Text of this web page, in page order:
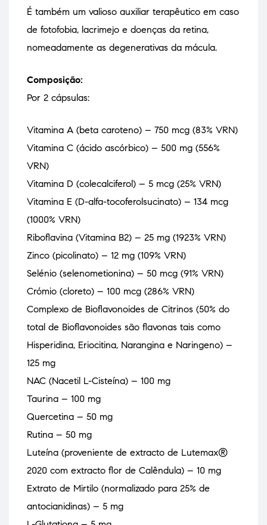
É também um valioso auxiliar terapêutico em caso
de fotofobia, lacrimejo e doenças da retina,
nomeadamente as degenerativas da mácula.
Composição:
Por 2 cápsulas:
Vitamina A (beta caroteno) – 750 mcg (83% VRN)
Vitamina C (ácido ascórbico) – 500 mg (556%
VRN)
Vitamina D (colecalciferol) – 5 mcg (25% VRN)
Vitamina E (D-alfa-tocoferolsucinato) – 134 mcg
(1000% VRN)
Riboflavina (Vitamina B2) – 25 mg (1923% VRN)
Zinco (picolinato) – 12 mg (109% VRN)
Selénio (selenometionina) – 50 mcg (91% VRN)
Crómio (cloreto) – 100 mcg (286% VRN)
Complexo de Bioflavonoides de Citrinos (50% do
total de Bioflavonoides são flavonas tais como
Hisperidina, Eriocitina, Narangina e Naringeno) –
125 mg
NAC (Nacetil L-Cisteína) – 100 mg
Taurina – 100 mg
Quercetina – 50 mg
Rutina – 50 mg
Luteína (proveniente de extracto de Lutemax®
2020 com extracto flor de Calêndula) – 10 mg
Extrato de Mirtilo (normalizado para 25% de
antocianidinas) – 5 mg